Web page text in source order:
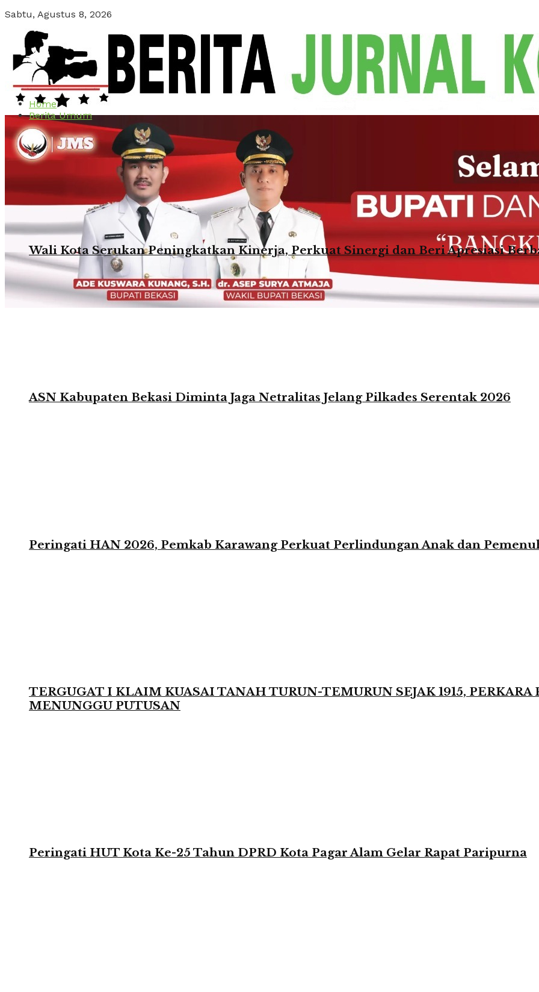
Sabtu, Agustus 8, 2026
No Result
View All Result
Home
Berita Umum
Wali Kota Serukan Peningkatkan Kinerja, Perkuat Sinergi dan Beri Apresiasi
ASN Kabupaten Bekasi Diminta Jaga Netralitas Jelang Pilkades Serentak 2026
Peringati HAN 2026, Pemkab Karawang Perkuat Perlindungan Anak dan
TERGUGAT I KLAIM KUASAI TANAH TURUN-TEMURUN SEJAK 1915,
MENUNGGU PUTUSAN
Peringati HUT Kota Ke-25 Tahun DPRD Kota Pagar Alam Gelar Rapat Paripurna